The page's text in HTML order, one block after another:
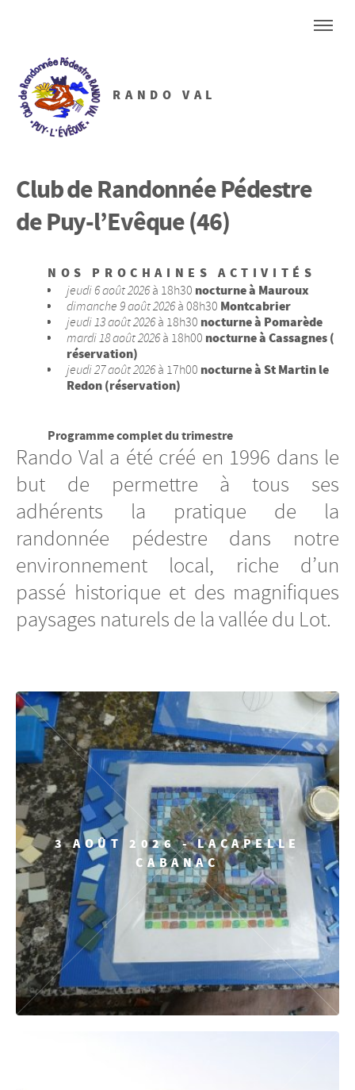
RANDO VAL
Club de Randonnée Pédestre
de Puy-l’Evêque (46)
NOS PROCHAINES ACTIVITÉS
jeudi 6 août 2026à 18h30 nocturne à Mauroux
dimanche 9 août 2026à 08h30 Montcabrier
jeudi 13 août 2026à 18h30 nocturne à Pomarède
mardi 18 août 2026à 18h00 nocturne à Cassagnes (
réservation)
jeudi 27 août 2026à 17h00 nocturne à St Martin le
Redon (réservation)
Programme complet du trimestre
Rando Val a été créé en 1996 dans le
but de permettre à tous ses
adhérents la pratique de la
randonnée pédestre dans notre
environnement local, riche d’un
passé historique et des magnifiques
paysages naturels de la vallée du Lot.
3 AOÛT 2026 - LACAPELLE
CABANAC